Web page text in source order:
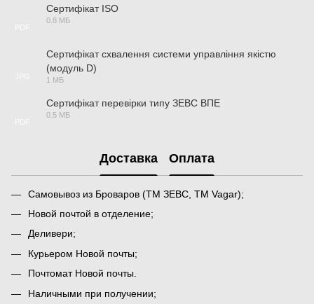
Сертифікат ISO
0.8 МБ
Сертифікат схвалення системи управління якістю
(модуль D)
1 МБ
Сертифікат перевірки типу ЗЕВС ВПЕ
0.5 МБ
Доставка Оплата
Самовывоз из Броваров (ТМ ЗЕВС, ТМ Vagar);
Новой почтой в отделение;
Деливери;
Курьером Новой почты;
Почтомат Новой почты.
Наличными при получении;